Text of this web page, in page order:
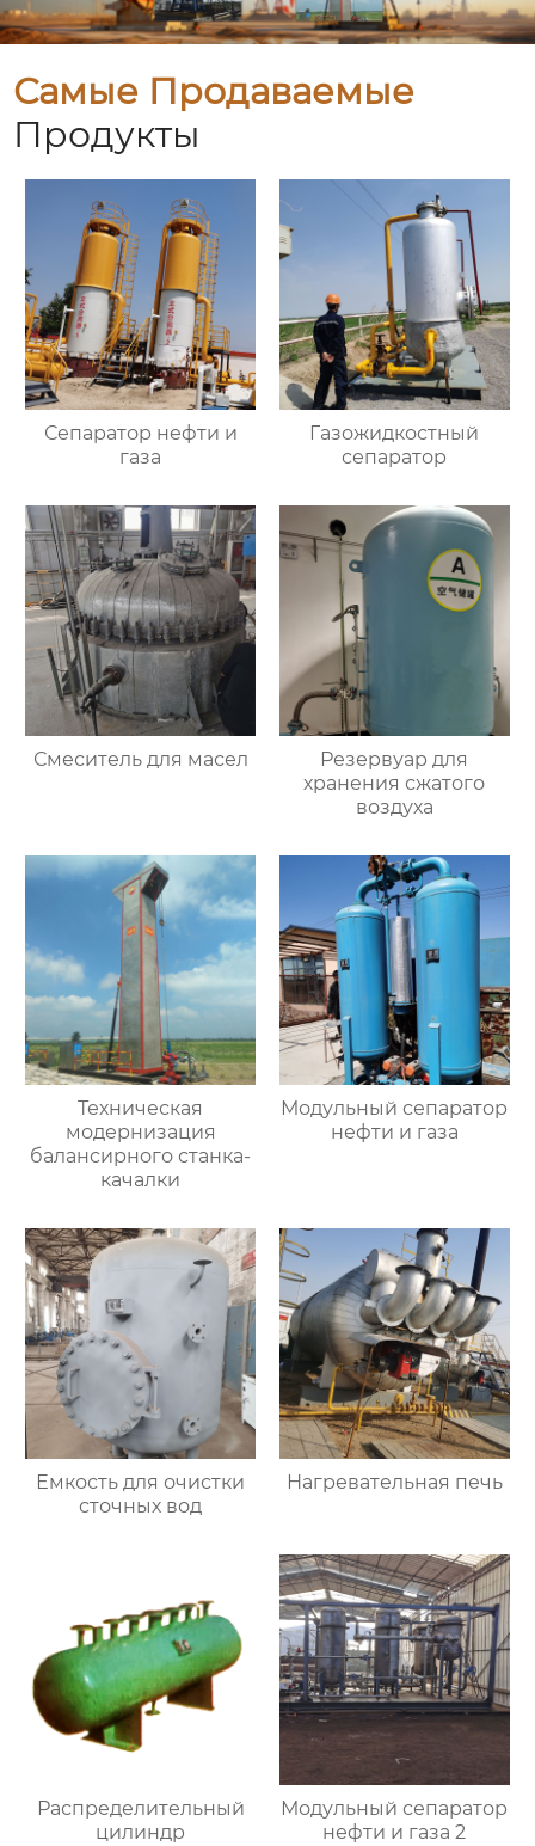
Самые Продаваемые
Продукты
Сепаратор нефти и
газа
Газожидкостный
сепаратор
Смеситель для масел
Резервуар для
хранения сжатого
воздуха
Техническая
модернизация
балансирного станка-
качалки
Модульный сепаратор
нефти и газа
Емкость для очистки
сточных вод
Нагревательная печь
Распределительный
цилиндр
Модульный сепаратор
нефти и газа 2